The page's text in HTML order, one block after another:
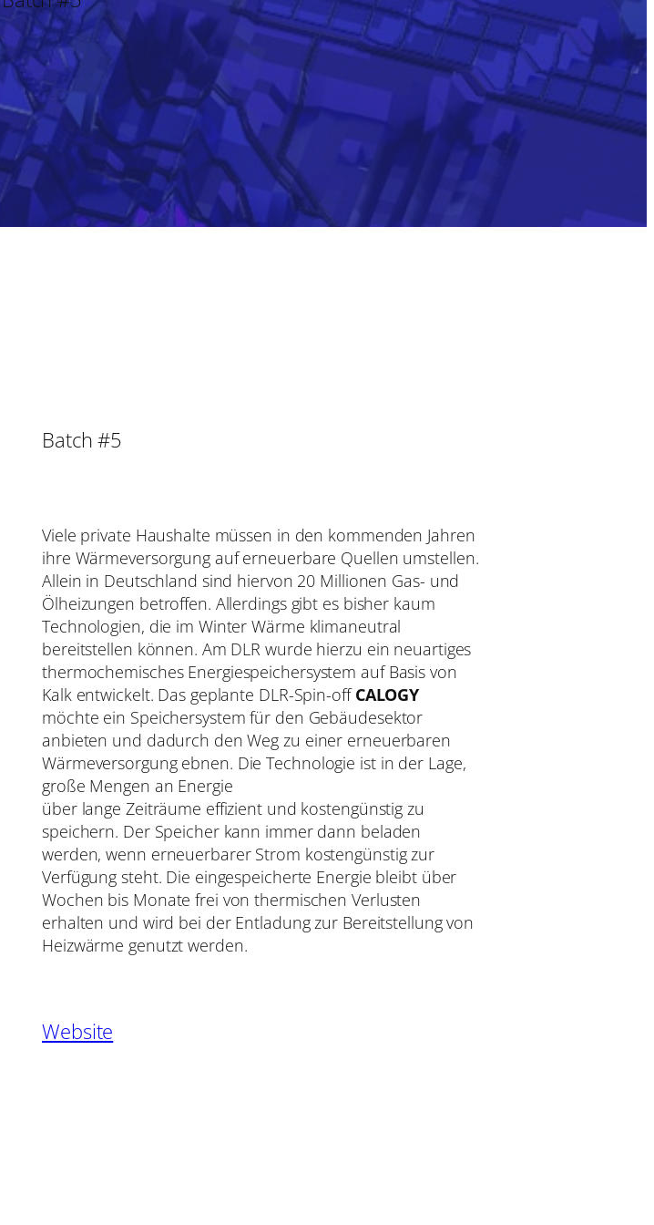
Batch #5
Viele private Haushalte müssen in den kommenden Jahren
ihre Wärmeversorgung auf erneuerbare Quellen umstellen.
Allein in Deutschland sind hiervon 20 Millionen Gas- und
Ölheizungen betroffen. Allerdings gibt es bisher kaum
Technologien, die im Winter Wärme klimaneutral
bereitstellen können. Am DLR wurde hierzu ein neuartiges
thermochemisches Energiespeichersystem auf Basis von
Kalk entwickelt. Das geplante DLR-Spin-offCALOGY
möchte ein Speichersystem für den Gebäudesektor
anbieten und dadurch den Weg zu einer erneuerbaren
Wärmeversorgung ebnen. Die Technologie ist in der Lage,
große Mengen an Energie
über lange Zeiträume effizient und kostengünstig zu
speichern. Der Speicher kann immer dann beladen
werden, wenn erneuerbarer Strom kostengünstig zur
Verfügung steht. Die eingespeicherte Energie bleibt über
Wochen bis Monate frei von thermischen Verlusten
erhalten und wird bei der Entladung zur Bereitstellung von
Heizwärme genutzt werden.
Website